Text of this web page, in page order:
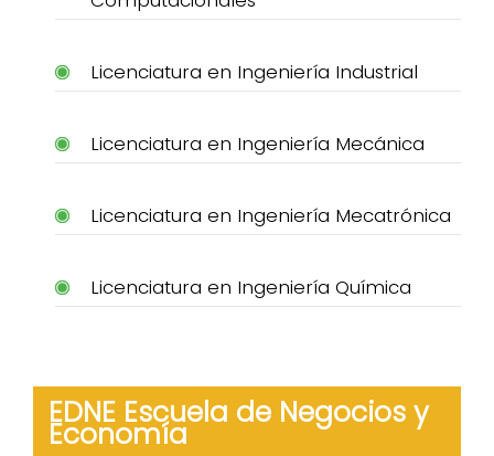
Licenciatura en Ingeniería Industrial
Licenciatura en Ingeniería Mecánica
Licenciatura en Ingeniería Mecatrónica
Licenciatura en Ingeniería Química
EDNE Escuela de Negocios y
Economía